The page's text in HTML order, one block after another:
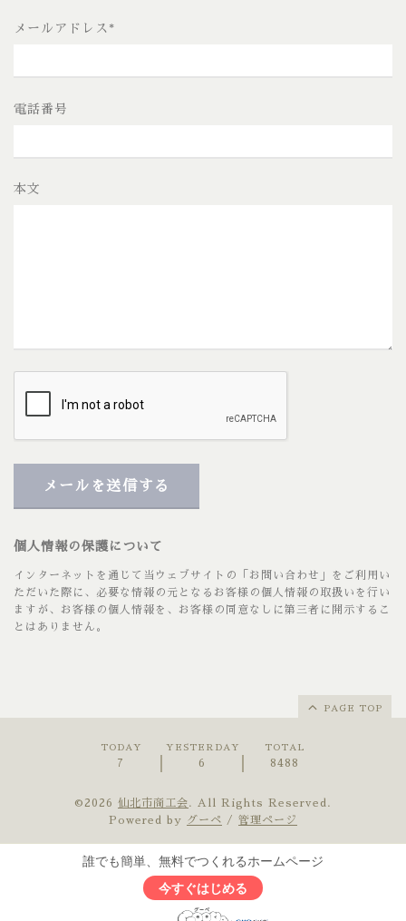
メールアドレス *
電話番号
本文
メールを送信する
個人情報の保護について
インターネットを通じて当ウェブサイトの「お問い合わせ」をご利用い
ただいた際に、必要な情報の元となるお客様の個人情報の取扱いを行い
ますが、お客様の個人情報を、お客様の同意なしに第三者に開示するこ
とはありません。
PAGE TOP
TODAY
7
YESTERDAY
6
TOTAL
8488
©2026 仙北市商工会 . All Rights Reserved.
Powered by
グーペ / 管理ページ
誰でも簡単、無料でつくれるホームページ
今すぐはじめる